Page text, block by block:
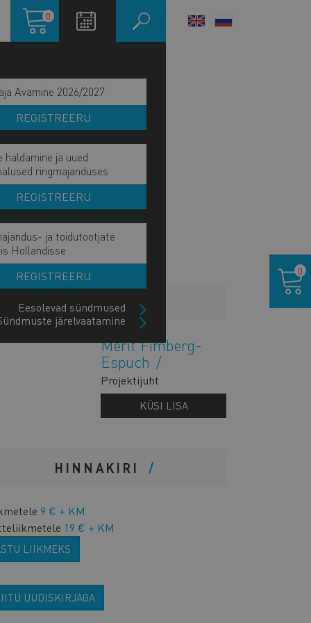
Ostukorv
0
Avamine 2026/2027
REGISTREERU
haldamine ja uued
ringmajanduses
REGISTREERU
ja toidutootjate
Hollandisse
REGISTREERU
Eesolevad sündmused
järelvaatamine
LANGUAGE
0
LISAINFO
Merit Fimberg-
Espuch
Projektijuht
KÜSI LISA
HINNAKIRI
9 € + KM
19 € + KM
LIIKMEKS
UUDISKIRJAGA